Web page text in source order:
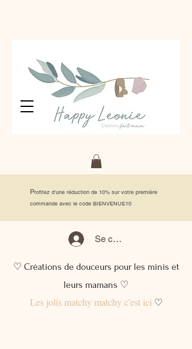
Profitez d'une réduction de 10% sur votre première
commande avec le code BIENVENUE10
Se connecter
♡ Créations de douceurs pour les minis et
leurs mamans ♡
Les jolis matchy matchy c'est ici♡